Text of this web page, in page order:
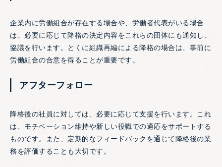
企業内に労働組合が存在する場合や、労働者代表がいる場合
は、必要に応じて降格の決定内容をこれらの団体にも通知し、
協議を行います。とくに組織再編による降格の場合は、事前に
労働組合の合意を得ることが重要です。
アフターフォロー
降格後の社員に対しては、必要に応じて支援を行います。これ
は、モチベーション維持や新しい役職での適応をサポートする
ものです。また、定期的なフィードバックを通じて降格後の業
務を評価することも大切です。